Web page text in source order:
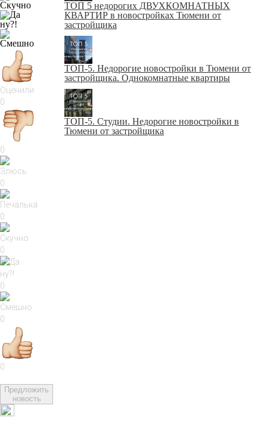
Оценили
0
0
0
0
0
0
0
0
Предложить
новость
ТОП 5 недорогих ДВУХКОМНАТНЫХ
КВАРТИР в новостройках Тюмени от
застройщика
ТОП-5. Недорогие новостройки в Тюмени от
застройщика. Однокомнатные квартиры
ТОП-5. Студии. Недорогие новостройки в
Тюмени от застройщика